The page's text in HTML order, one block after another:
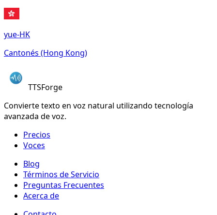
yue-HK
Cantonés (Hong Kong)
TTSForge
Convierte texto en voz natural utilizando tecnología
avanzada de voz.
Precios
Voces
Blog
Términos de Servicio
Preguntas Frecuentes
Acerca de